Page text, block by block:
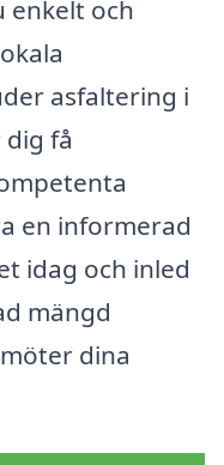
enkelt och
asfaltering i
få
en informerad
idag och inled
mängd
dina